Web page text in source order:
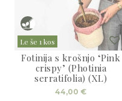
Le še 1 kos
Fotinija s krošnjo ‘Pink
crispy’ (Photinia
serratifolia) (XL)
44,00 €